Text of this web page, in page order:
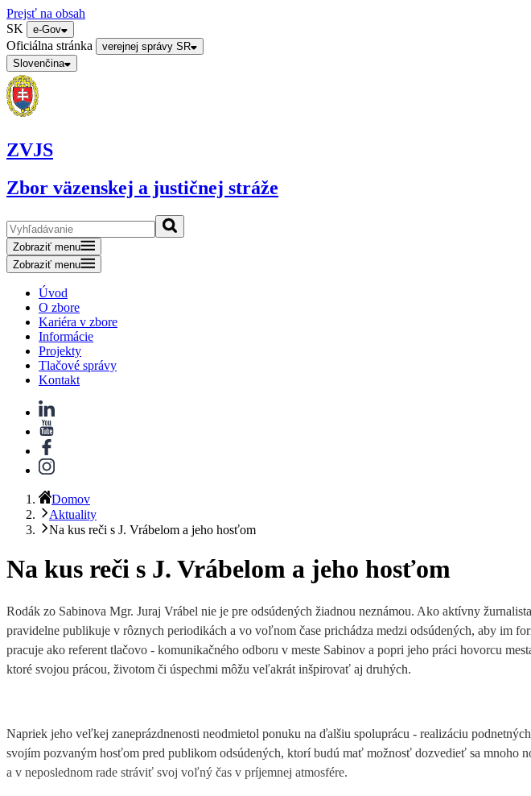
Prejsť na obsah
SK
e-Gov
Oficiálna stránka
verejnej správy SR
Slovenčina
ZVJS
Zbor väzenskej a justičnej stráže
Zobraziť menu
Zobraziť menu
Úvod
O zbore
Kariéra v zbore
Informácie
Projekty
Tlačové správy
Kontakt
Domov
Aktuality
Na kus reči s J. Vrábelom a jeho hosťom
Na kus reči s J. Vrábelom a jeho hosťom
Rodák zo Sabinova Mgr. Juraj Vrábel nie je pre odsúdených žiadnou neznámou. Ako aktívny
pravidelne publikuje v rôznych periodikách a vo voľnom čase prichádza medzi odsúdených, aby im
pracuje ako referent tlačovo - komunikačného odboru v meste Sabinov a popri jeho práci hovorcu
ktoré svojou prácou, životom či úspechmi môžu veľakrát inšpirovať aj druhých.
Napriek jeho veľkej zaneprázdnenosti neodmietol ponuku na ďalšiu spoluprácu - realizáciu
svojím pozvaným hosťom pred publikom odsúdených, ktorí budú mať možnosť dozvedieť sa mnoho
a v neposlednom rade stráviť svoj voľný čas v príjemnej atmosfére.